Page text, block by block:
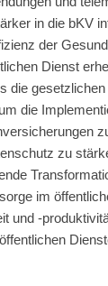
in die bKV
der
Dienst
die
die
zu
im
und -